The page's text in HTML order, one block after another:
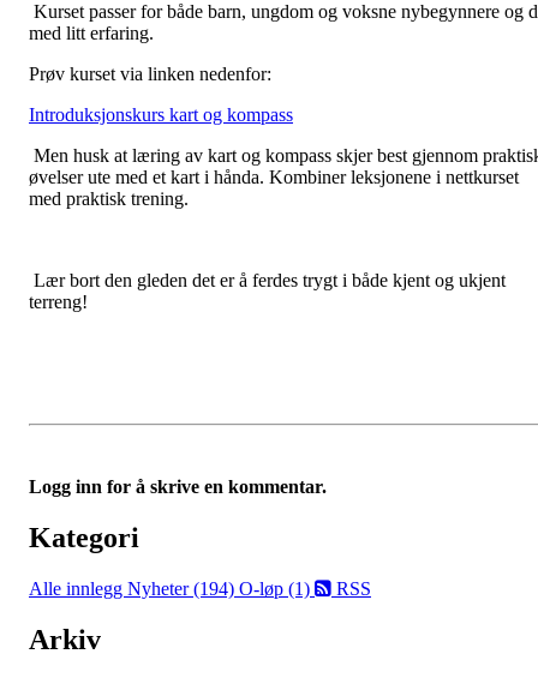
Kurset passer for både barn, ungdom og voksne nybegynnere og
med litt erfaring.
Prøv kurset via linken nedenfor:
Introduksjonskurs kart og kompass
Men husk at læring av kart og kompass skjer best gjennom
øvelser ute med et kart i hånda. Kombiner leksjonene i nettkurset
med praktisk trening.
Lær bort den gleden det er å ferdes trygt i både kjent og ukjent
terreng!
Logg inn for å skrive en kommentar.
Kategori
Alle innlegg Nyheter (194) O-løp (1) RSS
Arkiv